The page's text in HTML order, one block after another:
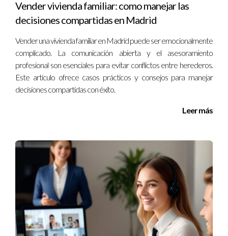
¿Cuánto tiempo tarda el proceso de venta?
El tiempo de venta puede variar dependiendo de múltiples
factores, incluyendo la documentación, la búsqueda de
compradores y el tiempo que se tarde en cerrar la venta. En
general, puede tardar desde unos pocos meses hasta más de
Vender vivienda familiar: como manejar las
decisiones compartidas en Madrid
Vender una vivienda familiar en Madrid puede ser emocionalmente
complicado. La comunicación abierta y el asesoramiento
profesional son esenciales para evitar conflictos entre herederos.
Este artículo ofrece casos prácticos y consejos para manejar
decisiones compartidas con éxito.
Leer más